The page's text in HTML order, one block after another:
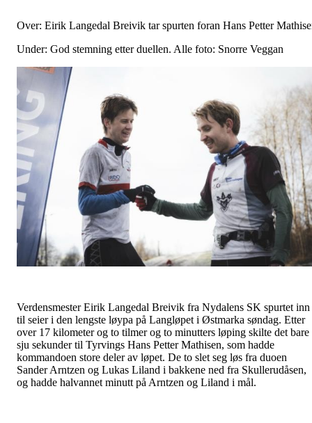
Over: Eirik Langedal Breivik tar spurten foran Hans Petter
Under: God stemning etter duellen. Alle foto: Snorre Veggan
Verdensmester Eirik Langedal Breivik fra Nydalens SK spurtet inn
til seier i den lengste løypa på Langløpet i Østmarka søndag. Etter
over 17 kilometer og to tilmer og to minutters løping skilte det bare
sju sekunder til Tyrvings Hans Petter Mathisen, som hadde
kommandoen store deler av løpet. De to slet seg løs fra duoen
Sander Arntzen og Lukas Liland i bakkene ned fra Skullerudåsen,
og hadde halvannet minutt på Arntzen og Liland i mål.